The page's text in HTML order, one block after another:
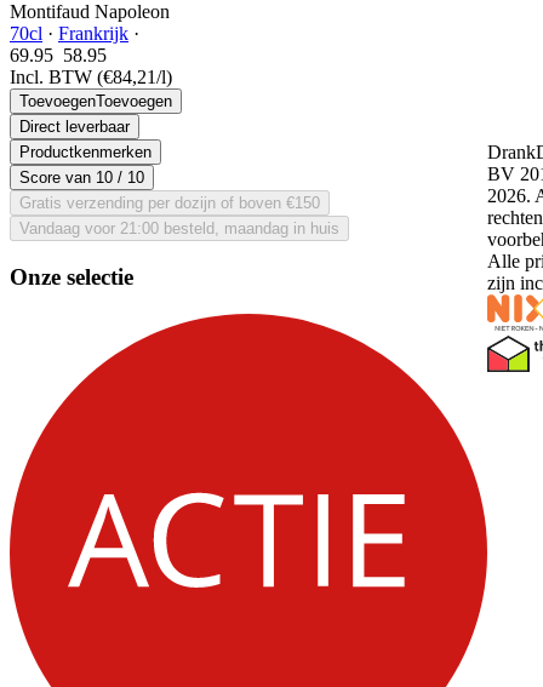
Montifaud Napoleon
70cl · Frankrijk ·
69.95 58.95
Incl. BTW (€84,21/l)
ToevoegenToevoegen
Direct leverbaar
Productkenmerken
Score van 10 / 10
Gratis verzending per dozijn of boven €150
Vandaag voor 21:00 besteld, maandag in huis
Onze selectie
BV
2026.
rechten
Alle
zijn